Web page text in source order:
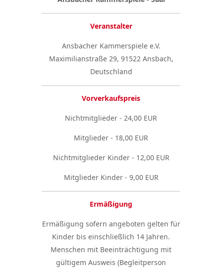
Veranstalter
Ansbacher Kammerspiele e.V.
Maximilianstraße 29, 91522 Ansbach,
Deutschland
Vorverkaufspreis
Nichtmitglieder - 24,00 EUR
Mitglieder - 18,00 EUR
Nichtmitglieder Kinder - 12,00 EUR
Mitglieder Kinder - 9,00 EUR
Ermäßigung
Ermäßigung sofern angeboten gelten für
Kinder bis einschließlich 14 Jahren.
Menschen mit Beeinträchtigung mit
gültigem Ausweis (Begleitperson